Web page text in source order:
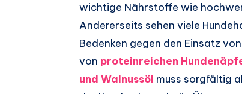
wichtige Nährstoffe wie
Andererseits sehen viele
Bedenken gegen den Einsatz
von proteinreichen
und Walnussöl muss sorgfältig